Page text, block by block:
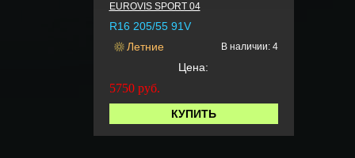
EUROVIS SPORT 04
R16 205/55 91V
Летние
В наличии: 4
Цена:
5750 руб.
КУПИТЬ